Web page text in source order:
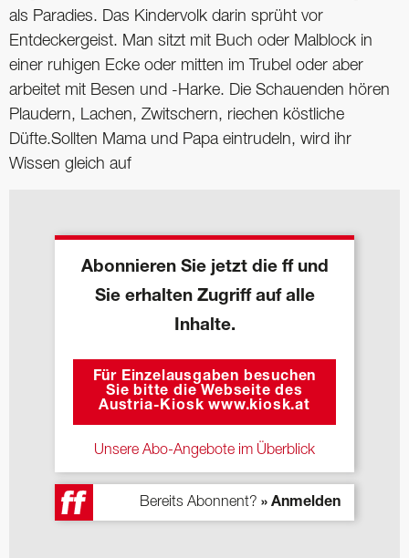
als Paradies. Das Kindervolk darin sprüht vor
Entdeckergeist. Man sitzt mit Buch oder Malblock in
einer ruhigen Ecke oder mitten im Trubel oder aber
arbeitet mit Besen und -Harke. Die Schauenden hören
Plaudern, Lachen, Zwitschern, riechen köstliche
Düfte.Sollten Mama und Papa eintrudeln, wird ihr
Wissen gleich auf
Abonnieren Sie jetzt die ff und
Sie erhalten Zugriff auf alle
Inhalte.
Für Einzelausgaben besuchen
Sie bitte die Webseite des
Austria-Kiosk www.kiosk.at
Unsere Abo-Angebote im Überblick
Bereits Abonnent? » Anmelden